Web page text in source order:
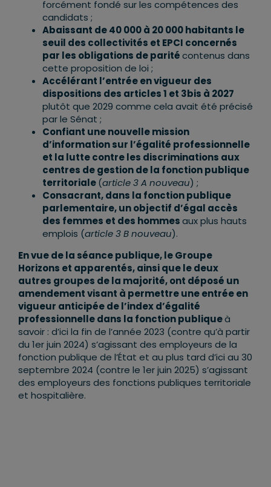
forcément fondé sur les compétences des
candidats ;
Abaissant de 40 000 à 20 000 habitants le
seuil des collectivités et EPCI concernés
par les obligations de paritécontenus dans
cette proposition de loi ;
Accélérant l’entrée en vigueur des
dispositions des articles 1 et 3bis à 2027
plutôt que 2029 comme cela avait été précisé
par le Sénat ;
Confiant une nouvelle mission
d’information sur l’égalité professionnelle
et la lutte contre les discriminations aux
centres de gestion de la fonction publique
territoriale(article 3 A nouveau) ;
Consacrant, dans la fonction publique
parlementaire, un objectif d’égal accès
des femmes et des hommesaux plus hauts
emplois (article 3 B nouveau).
En vue de la séance publique, le Groupe
Horizons et apparentés, ainsi que le deux
autres groupes de la majorité, ont déposé un
amendement visant à permettre une entrée en
vigueur anticipée de l’index d’égalité
professionnelle dans la fonction publiqueà
savoir : d’ici la fin de l’année 2023 (contre qu’à partir
du 1er juin 2024) s’agissant des employeurs de la
fonction publique de l’État et au plus tard d’ici au 30
septembre 2024 (contre le 1er juin 2025) s’agissant
des employeurs des fonctions publiques territoriale
et hospitalière.